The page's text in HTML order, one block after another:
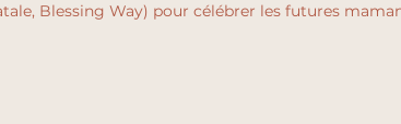
Blessing Way) pour célébrer les futures